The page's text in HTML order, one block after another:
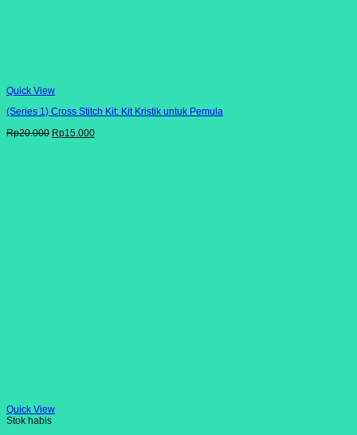
Quick View
(Series 1) Cross Stitch Kit: Kit Kristik untuk Pemula
Rp20.000 Harga
Rp15.000Harga
Quick View
Stok habis